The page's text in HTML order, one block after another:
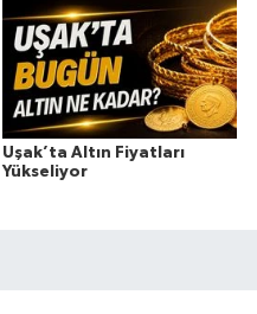
Uşak’ta Altın Fiyatları
Yükseliyor